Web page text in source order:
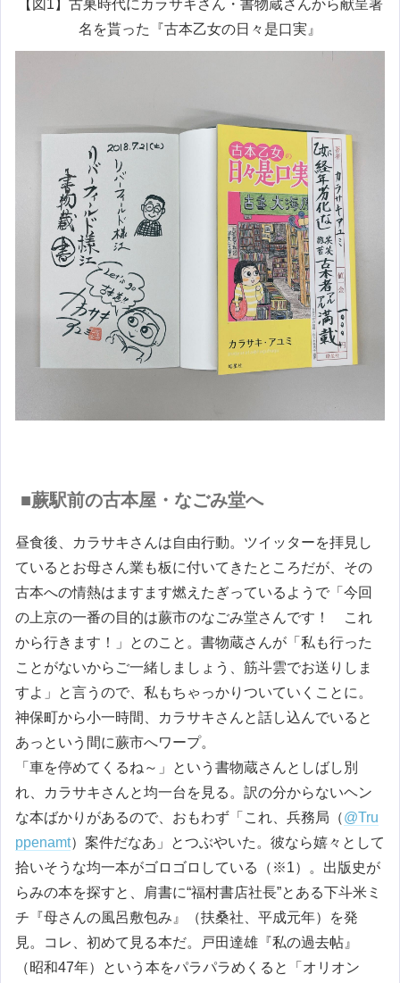
【図1】古巣時代にカラサキさん・書物蔵さんから献呈署
名を貰った『古本乙女の日々是口実』
■蕨駅前の古本屋・なごみ堂へ
昼食後、カラサキさんは自由行動。ツイッターを拝見し
ているとお母さん業も板に付いてきたところだが、その
古本への情熱はますます燃えたぎっているようで「今回
の上京の一番の目的は蕨市のなごみ堂さんです！ これ
から行きます！」とのこと。書物蔵さんが「私も行った
ことがないからご一緒しましょう、筋斗雲でお送りしま
すよ」と言うので、私もちゃっかりついていくことに。
神保町から小一時間、カラサキさんと話し込んでいると
あっという間に蕨市へワープ。
「車を停めてくるね～」という書物蔵さんとしばし別
れ、カラサキさんと均一台を見る。訳の分からないヘン
な本ばかりがあるので、おもわず「これ、兵務局（@Tru
ppenamt）案件だなあ」とつぶやいた。彼なら嬉々として
拾いそうな均一本がゴロゴロしている（※1）。出版史が
らみの本を探すと、肩書に“福村書店社長”とある下斗米ミ
チ『母さんの風呂敷包み』（扶桑社、平成元年）を発
見。コレ、初めて見る本だ。戸田達雄『私の過去帖』
（昭和47年）という本をパラパラめくると「オリオン